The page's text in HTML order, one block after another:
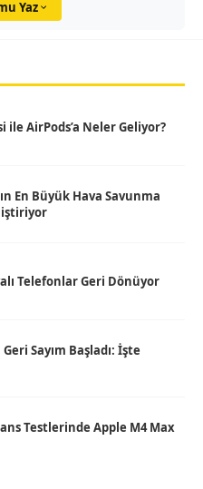
Yaz
ile AirPods’a Neler Geliyor?
En Büyük Hava Savunma
Telefonlar Geri Dönüyor
Sayım Başladı: İşte
Testlerinde Apple M4 Max